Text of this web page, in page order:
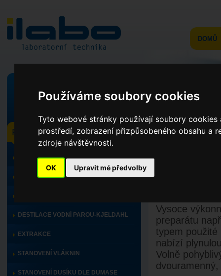
Používáme soubory cookies
Tyto webové stránky používají soubory
prostředí, zobrazení přizpůsobeného obsahu a
zdroje návštěvnosti.
OK Upravit mé předvolby
DOMŮ
PRODUKTY
TOPNÝ PROGRAM, CHLAZENÍ
TITRÁTORY
DESTILACE VODNÍ PAROU-KJELDAHL
EXTRAKCE
STANOVENÍ VLÁKNIN
STANOVENÍ DUSÍKU DLE DUMASE
Vysoce
preparátu
typem použité
nabízí
Volně